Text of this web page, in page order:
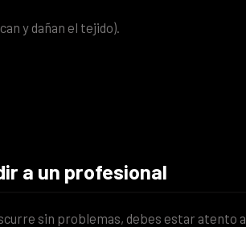
y dañan el tejido).
a un profesional
sin problemas, debes estar atento a